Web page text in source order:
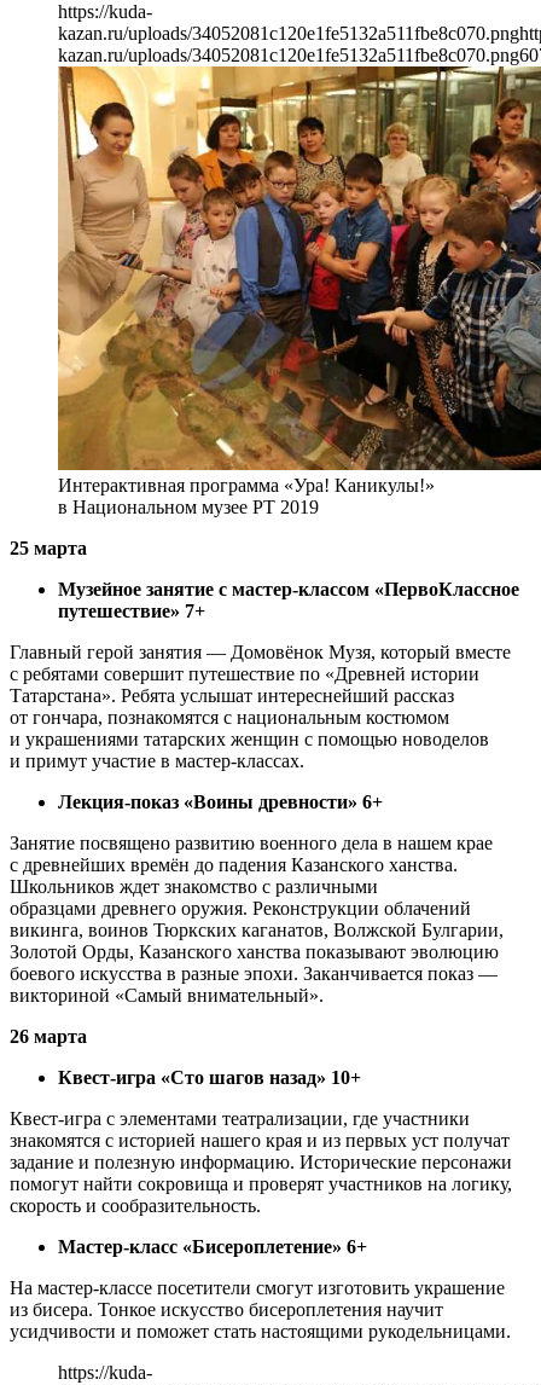
https://kuda-
kazan.ru/uploads/34052081c120e1fe5132a511fbe8c070.png
kazan.ru/uploads/34052081c120e1fe5132a511fbe8c070.png
Интерактивная программа «Ура! Каникулы!»
в Национальном музее РТ 2019
25 марта
Музейное занятие с мастер-классом «ПервоКлассное
путешествие» 7+
Главный герой занятия — Домовёнок Музя, который вместе
с ребятами совершит путешествие по «Древней истории
Татарстана». Ребята услышат интереснейший рассказ
от гончара, познакомятся с национальным костюмом
и украшениями татарских женщин с помощью новоделов
и примут участие в мастер-классах.
Лекция-показ «Воины древности» 6+
Занятие посвящено развитию военного дела в нашем крае
с древнейших времён до падения Казанского ханства.
Школьников ждет знакомство с различными
образцами древнего оружия. Реконструкции облачений
викинга, воинов Тюркских каганатов, Волжской Булгарии,
Золотой Орды, Казанского ханства показывают эволюцию
боевого искусства в разные эпохи. Заканчивается показ —
викториной «Самый внимательный».
26 марта
Квест-игра «Сто шагов назад» 10+
Квест-игра с элементами театрализации, где участники
знакомятся с историей нашего края и из первых уст получат
задание и полезную информацию. Исторические персонажи
помогут найти сокровища и проверят участников на логику,
скорость и сообразительность.
Мастер-класс «Бисероплетение» 6+
На мастер-классе посетители смогут изготовить украшение
из бисера. Тонкое искусство бисероплетения научит
усидчивости и поможет стать настоящими рукодельницами.
https://kuda-